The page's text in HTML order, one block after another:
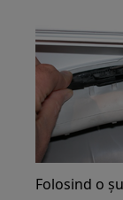
Folosind o